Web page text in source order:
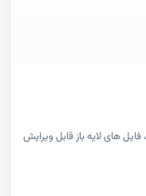
های لایه باز قابل ویرایش